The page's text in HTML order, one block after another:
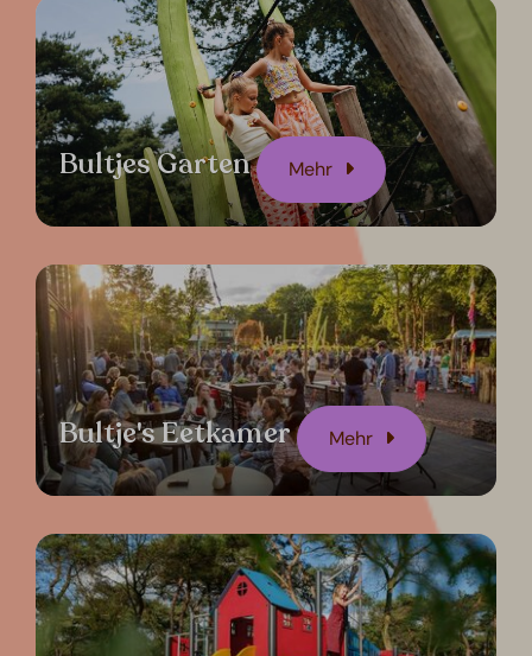
Bultjes Garten Mehr
Bultje's Eetkamer Mehr